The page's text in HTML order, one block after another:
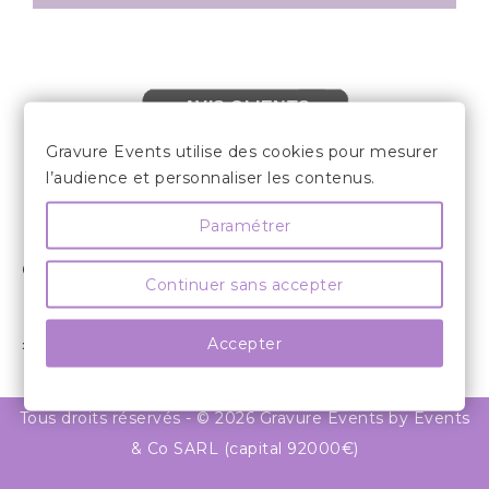
AVIS CLIENTS
LES INFORMATIONS
COMPTE CLIENT
INFORMATIONS 
» SUIVEZ NOUS
Tous droits réservés - © 2026 Gravure Events by Events
& Co SARL (capital 92000€)
Gravure Events utilise des cookies pour mesurer
l’audience et personnaliser les contenus.
Paramétrer
Continuer sans accepter
Accepter